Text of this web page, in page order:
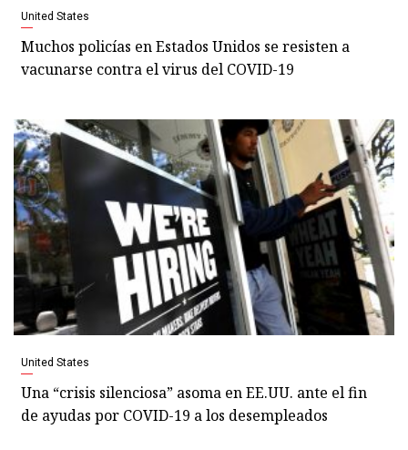
United States
Muchos policías en Estados Unidos se resisten a
vacunarse contra el virus del COVID-19
United States
Una “crisis silenciosa” asoma en EE.UU. ante el fin
de ayudas por COVID-19 a los desempleados